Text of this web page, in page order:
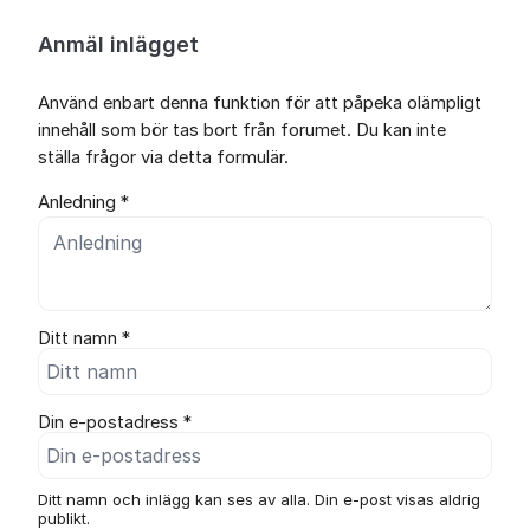
Anmäl inlägget
Använd enbart denna funktion för att påpeka olämpligt
innehåll som bör tas bort från forumet. Du kan inte
ställa frågor via detta formulär.
Anledning *
Ditt namn *
Din e-postadress *
Ditt namn och inlägg kan ses av alla. Din e-post visas aldrig
publikt.